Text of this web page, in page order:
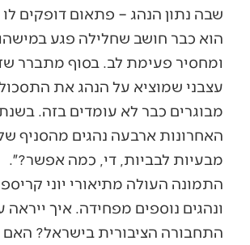
שבה נתון הנהג – פתאום דופקים לו
הוא כבר חושב שחלילה פגע
ומחסיר פעימת לב. בסוף מתברר
עצבני שמוציא על הנהג את
מבוגרים כבר לא עומדים בזה.
האחרונות ארבעה נהגים מהסניף
מבעיות לבביות, די, כמה אפשר?״.
התמונה העולה מתיאורי יוני
ונהגים נוספים מפחידה. איך ייראה
התחבורה הציבורית בישראל? האם